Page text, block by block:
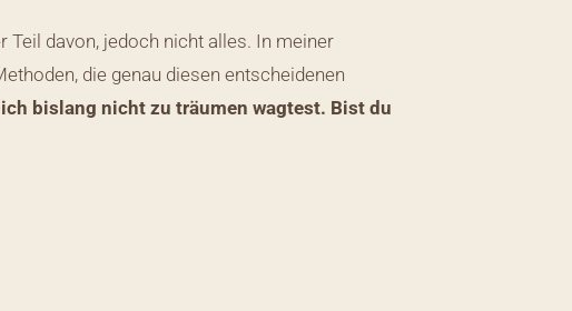
Teil davon, jedoch nicht alles. In meiner
die genau diesen entscheidenen
bislang nicht zu träumen wagtest. Bist du